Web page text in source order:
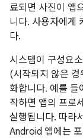
료되면 사진이 앱
니다. 사용자에게
다.
시스템이 구성요
(시작되지 않은
화합니다. 예를 들
작하면 앱의 프로
실행됩니다. 따라
Android 앱에는